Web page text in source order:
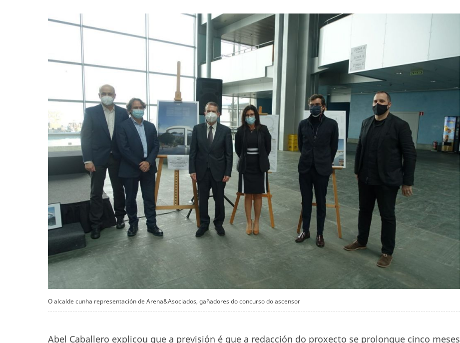
O alcalde cunha representación de Arena&Asociados, gañadores do concurso do ascensor
Abel Caballero explicou que a previsión é que a redacción do proxecto se prolongue cinco meses